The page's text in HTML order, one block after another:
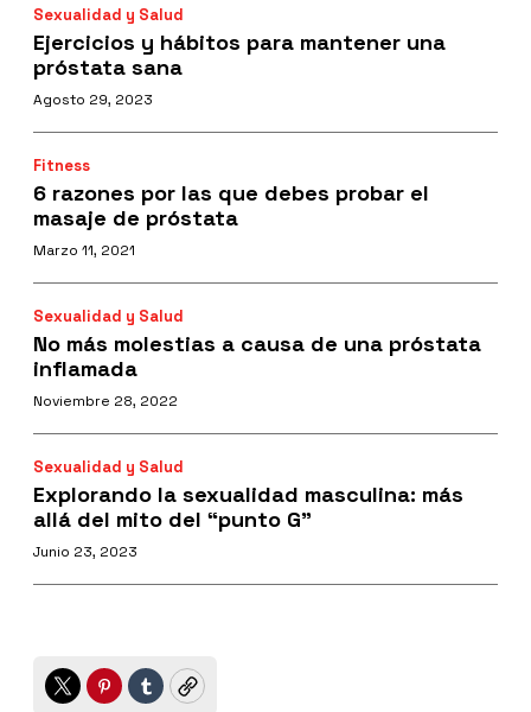
Sexualidad y Salud
Ejercicios y hábitos para mantener una
próstata sana
Agosto 29, 2023
Fitness
6 razones por las que debes probar el
masaje de próstata
Marzo 11, 2021
Sexualidad y Salud
No más molestias a causa de una próstata
inflamada
Noviembre 28, 2022
Sexualidad y Salud
Explorando la sexualidad masculina: más
allá del mito del “punto G”
Junio 23, 2023
TwitterPinterest
TumblrCopy